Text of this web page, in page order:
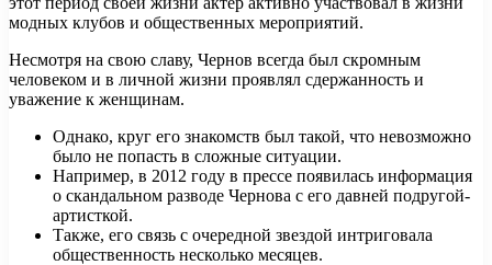
модных клубов и общественных мероприятий.
Несмотря на свою славу, Чернов всегда был скромным
человеком и в личной жизни проявлял сдержанность и
уважение к женщинам.
Однако, круг его знакомств был такой, что невозможно
было не попасть в сложные ситуации.
Например, в 2012 году в прессе появилась информация
о скандальном разводе Чернова с его давней подругой-
артисткой.
Также, его связь с очередной звездой интриговала
общественность несколько месяцев.